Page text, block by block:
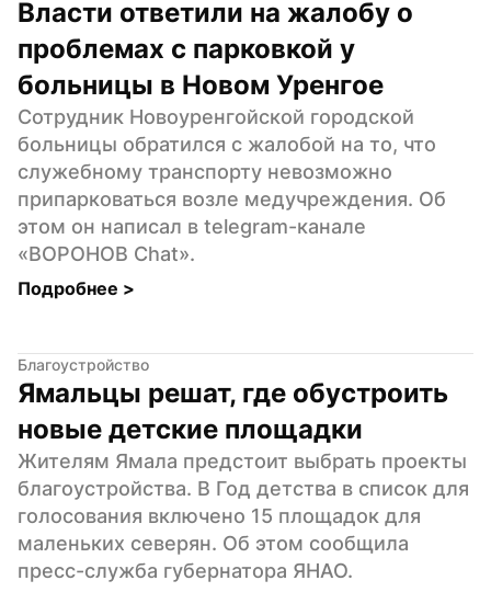
Власти ответили на жалобу о
проблемах с парковкой у
больницы в Новом Уренгое
Сотрудник Новоуренгойской городской
больницы обратился с жалобой на то, что
служебному транспорту невозможно
припарковаться возле медучреждения. Об
этом он написал в telegram-канале
«ВОРОНОВ Chat».
Подробнее >
Благоустройство
Ямальцы решат, где обустроить
новые детские площадки
Жителям Ямала предстоит выбрать проекты
благоустройства. В Год детства в список для
голосования включено 15 площадок для
маленьких северян. Об этом сообщила
пресс-служба губернатора ЯНАО.